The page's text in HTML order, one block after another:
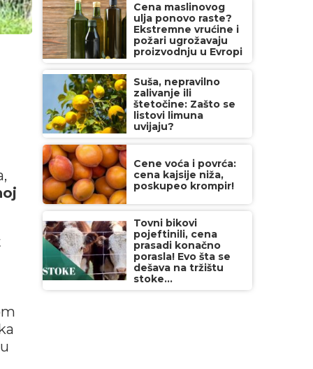
Cena maslinovog
ulja ponovo raste?
Ekstremne vrućine i
požari ugrožavaju
proizvodnju u Evropi
Suša, nepravilno
zalivanje ili
štetočine: Zašto se
listovi limuna
uvijaju?
Cene voća i povrća:
cena kajsije niža,
poskupeo krompir!
Tovni bikovi
pojeftinili, cena
prasadi konačno
porasla! Evo šta se
dešava na tržištu
stoke...